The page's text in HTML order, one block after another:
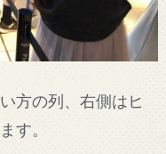
方の列、右側はヒ
す。